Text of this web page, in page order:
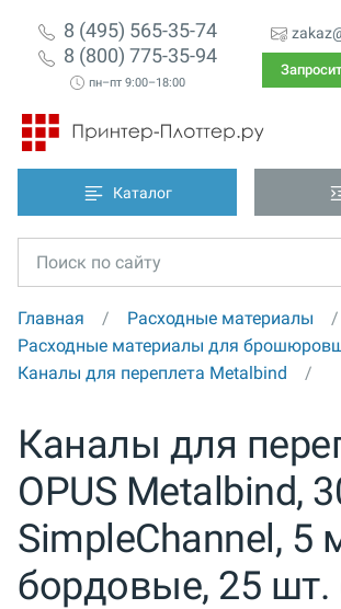
8 (495) 565-35-74
8 (800) 775-35-94
пн–пт 9:00–18:00
Каталог
Главная
Расходные материалы
Расходные материалы для
Каналы для переплета Metalbind
Каналы для
OPUS Metalbind,
SimpleChannel, 5
бордовые, 25 шт.